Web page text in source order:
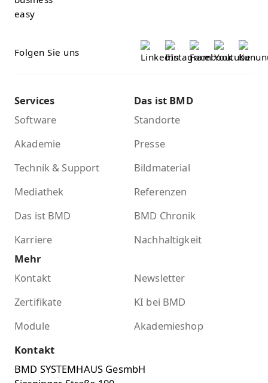
Folgen Sie uns
Services
Software
Akademie
Technik & Support
Mediathek
Das ist BMD
Karriere
Das ist BMD
Standorte
Presse
Bildmaterial
Referenzen
BMD Chronik
Nachhaltigkeit
Mehr
Kontakt
Newsletter
Zertifikate
KI bei BMD
Module
Akademieshop
Kontakt
BMD SYSTEMHAUS GesmbH